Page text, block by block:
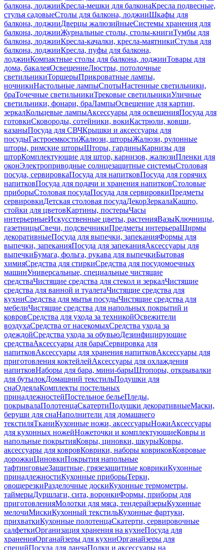
балкона, лоджииКресла-мешки для балконаКресла подвесные,
стулья садовыеСтолы для балкона, лоджииШкафы для
балкона, лоджииДверцы жалюзийныеСистемы хранения для
балкона, лоджииЖурнальные столы, столы-книгиТумбы для
балкона, лоджииКресла-качалки, кресла-маятникиСтулья для
балкона, лоджииКресла, пуфы для балкона,
лоджииКомпактные столы для балкона, лоджииТовары для
дома, бакалеяОсвещениеЛюстры, потолочные
светильникиТоршерыПрикроватные лампы,
ночникиНастольные лампыСпотыНастенные светильники,
браТочечные светильникиТрековые светильникиУличные
светильники, фонари, браЛампыОсвещение для картин,
зеркалКольцевые лампыАксессуары для освещенияПосуда для
готовкиСковороды, сотейники, вокиКастрюли, ковши,
казаныПосуда для СВЧКрышки и аксессуары для
посудыГастроемкостиЖалюзи, шторыЖалюзи, рулонные
шторы, римские шторыШторы, гардиныКарнизы для
шторКомплектующие для штор, карнизов, жалюзиПленки для
оконЭлектроприводные солнцезащитные системыСтоловая
посуда, сервировкаПосуда для напитковПосуда для горячих
напитковПосуда для подачи и хранения напитковСтоловые
приборыСтоловая посудаПосуда для сервировкиПредметы
сервировкиДетская столовая посудаДекорЗеркалаКашпо,
стойки для цветовКартины, постерыЧасы
интерьерныеИскусственные цветы, растенияВазыКлючницы,
газетницыСвечи, подсвечникиПредметы интерьераШирмы
декоративныеПосуда для выпечки, запеканияФормы для
выпечки, запеканияПосуда для запеканияАксессуары для
выпечкиБумага, фольга, рукава для выпечкиБытовая
химияСредства для стиркиСредства для посудомоечных
машинУниверсальные, специальные чистящие
средстваЧистящие средства для стекол и зеркалЧистящие
средства для ванной и туалетаЧистящие средства для
кухниСредства для мытья посудыЧистящие средства для
мебелиЧистящие средства для напольных покрытий и
ковровСредства для ухода за техникойОсвежители
воздухаСредства от насекомыхСредства ухода за
одеждойСредства ухода за обувьюДезинфицирующие
средстваАксессуары для бараСервировка для
напитковАксессуары для хранения напитковАксессуары для
приготовления коктейлейАксессуары для охлаждения
напитковНаборы для бара, мини-барыШтопоры, открывалки
для бутылокДомашний текстильПодушки для
снаОдеялаКомплекты постельных
принадлежностейПостельное бельеПледы,
покрывалаПолотенцаСкатертиПодушки декоративныеМаски,
беруши для снаНаполнители для домашнего
текстиляТканиКухонные ножи, аксессуарыНожиАксессуары
для кухонных ножейНожеточки и комплектующиеКовры и
напольные покрытияКовры, циновки, шкурыКовры,
аксессуары для ковровКоврики, наборы ковриковКовровые
дорожкиЦиновкиПокрытия напольные
тафтинговыеЗащитные, грязезащитные коврикиКухонные
принадлежностиКухонные приборыТерки,
овощерезкиРазделочные доскиКухонные термометры,
таймерыДуршлаги, сита, воронкиФормы, приборы для
приготовленияМолотки для мяса, тендерайзерыКухонные
мелочиМискиКухонный текстильКухонные фартуки,
прихваткиКухонные полотенцаСкатерти, сервировочные
салфеткиОрганизация хранения на кухнеПосуда для
храненияОрганайзеры для кухниОрганайзеры для
специйПосуда для ланчаПолки и аксессуары на